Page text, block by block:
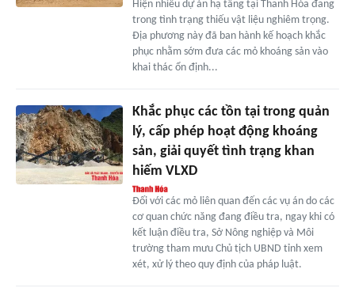
Hiện nhiều dự án hạ tầng tại Thanh Hóa đang
trong tình trạng thiếu vật liệu nghiêm trọng.
Địa phương này đã ban hành kế hoạch khắc
phục nhằm sớm đưa các mỏ khoáng sản vào
khai thác ổn định...
Khắc phục các tồn tại trong quản
lý, cấp phép hoạt động khoáng
sản, giải quyết tình trạng khan
hiếm VLXD
Đối với các mỏ liên quan đến các vụ án do các
cơ quan chức năng đang điều tra, ngay khi có
kết luận điều tra, Sở Nông nghiệp và Môi
trường tham mưu Chủ tịch UBND tỉnh xem
xét, xử lý theo quy định của pháp luật.